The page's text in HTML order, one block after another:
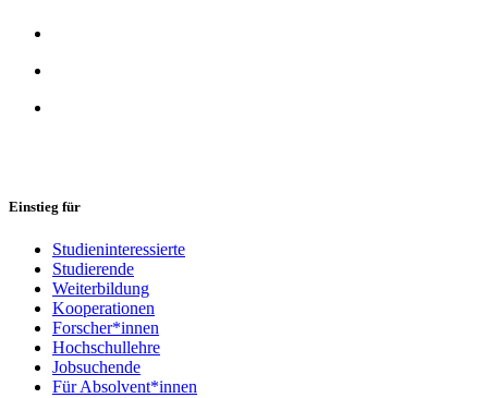
Einstieg für
Studieninteressierte
Studierende
Weiterbildung
Kooperationen
Forscher*innen
Hochschullehre
Jobsuchende
Für Absolvent*innen